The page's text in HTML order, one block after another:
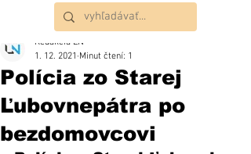
Polícia zo Starej
Ľubovnepátra po
bezdomovcovi
Redakcia ĽN
1. 12. 2021 Minut čtení: 1